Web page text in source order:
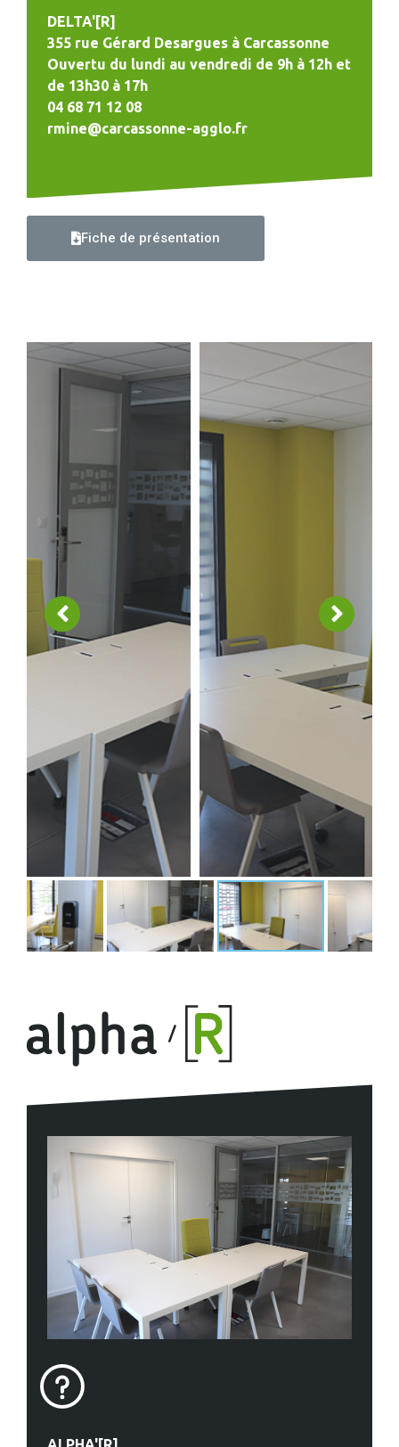
DELTA'[R]
355 rue Gérard Desargues à Carcassonne
Ouvertu du lundi au vendredi de 9h à 12h et
de 13h30 à 17h
04 68 71 12 08
rmine@carcassonne-agglo.fr
Fiche de présentation